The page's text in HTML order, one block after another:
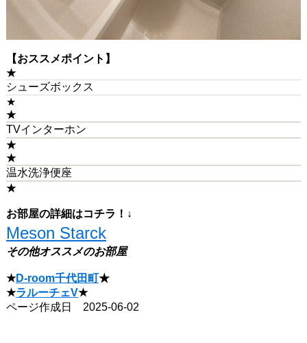
【おススメポイント】
★
シューズボックス
★
★
TVインターホン
★
★
温水洗浄便座
★
お部屋の詳細はコチラ！↓
Meson Starck
その他オススメのお部屋
★D-room千代田町★
★ラルーチェV★
ページ作成日 2025-06-02